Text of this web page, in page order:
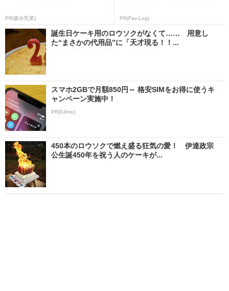
PR(森永乳業) PR(Fav-Log)
誕生日ケーキ用のロウソクがなくて…… 用意し
た“まさかの代用品”に「天才現る！！...
スマホ2GBで月額850円～ 格安SIMをお得に使うキ
ャンペーン実施中！
PR(IIJmio)
450本のロウソクで燃え盛る狂気の愛！ 伊達政宗
公生誕450年を祝う人のケーキが...